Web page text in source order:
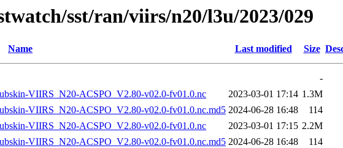
sst/ran/viirs/n20/l3u/2023/029
Name Last modified Size
-
VIIRS_N20-ACSPO_V2.80-v02.0-fv01.0.nc
2023-03-01 17:14 1.3M
VIIRS_N20-ACSPO_V2.80-v02.0-fv01.0.nc.md5 2024-06-28 16:48
114
VIIRS_N20-ACSPO_V2.80-v02.0-fv01.0.nc
2023-03-01 17:15 2.2M
VIIRS_N20-ACSPO_V2.80-v02.0-fv01.0.nc.md5 2024-06-28 16:48
114